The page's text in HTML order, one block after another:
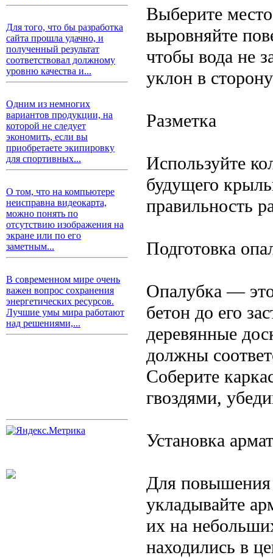
Для того, что бы разработка
сайта прошла удачно, и
полученный результат
соответствовал должному
уровню качества и...
Одним из немногих
вариантов продукции, на
которой не следует
экономить, если вы
приобретаете экипировку
для спортивных...
О том, что на компьютере
неисправна видеокарта,
можно понять по
отсутствию изображения на
экране или по его
заметным...
В современном мире очень
важен вопрос сохранения
энергетических ресурсов.
Лучшие умы мира работают
над решениями,...
Выберите
выровняйте
чтобы вода не
уклон в
Разметка
Используйте
будущего
правильность
Подготовка
Опалубка —
бетон до его
деревянные
должны
Соберите
гвоздями,
Установка
Для повышения
укладывайте
их на
находились в